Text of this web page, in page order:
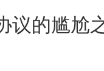
议的尴尬